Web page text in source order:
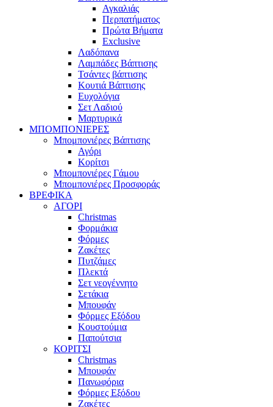
Αγκαλιάς
Περπατήματος
Πρώτα Βήματα
Exclusive
Λαδόπανα
Λαμπάδες Βάπτισης
Τσάντες βάπτισης
Κουτιά Βάπτισης
Ευχολόγια
Σετ Λαδιού
Μαρτυρικά
ΜΠΟΜΠΟΝΙΕΡΕΣ
Μπομπονιέρες Βάπτισης
Αγόρι
Κορίτσι
Μπομπονιέρες Γάμου
Μπομπονιέρες Προσφοράς
ΒΡΕΦΙΚΑ
ΑΓΟΡΙ
Christmas
Φορμάκια
Φόρμες
Ζακέτες
Πυτζάμες
Πλεκτά
Σετ νεογέννητο
Σετάκια
Μπουφάν
Φόρμες Εξόδου
Κουστούμια
Παπούτσια
ΚΟΡΙΤΣΙ
Christmas
Μπουφάν
Πανωφόρια
Φόρμες Εξόδου
Ζακέτες